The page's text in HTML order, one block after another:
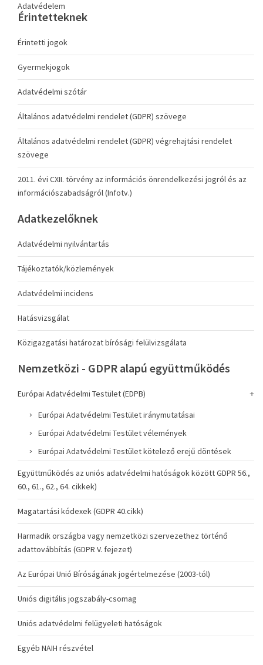
Adatvédelem
Érintetteknek
Érintetti jogok
Gyermekjogok
Adatvédelmi szótár
Általános adatvédelmi rendelet (GDPR) szövege
Általános adatvédelmi rendelet (GDPR) végrehajtási rendelet
szövege
2011. évi CXII. törvény az információs önrendelkezési jogról és az
információszabadságról (Infotv.)
Adatkezelőknek
Adatvédelmi nyilvántartás
Tájékoztatók/közlemények
Adatvédelmi incidens
Hatásvizsgálat
Közigazgatási határozat bírósági felülvizsgálata
Nemzetközi - GDPR alapú együttműködés
Európai Adatvédelmi Testület (EDPB)
Európai Adatvédelmi Testület iránymutatásai
Európai Adatvédelmi Testület vélemények
Európai Adatvédelmi Testület kötelező erejű döntések
Együttműködés az uniós adatvédelmi hatóságok között GDPR 56.,
60., 61., 62., 64. cikkek)
Magatartási kódexek (GDPR 40.cikk)
Harmadik országba vagy nemzetközi szervezethez történő
adattovábbítás (GDPR V. fejezet)
Az Európai Unió Bíróságának jogértelmezése (2003-tól)
Uniós digitális jogszabály-csomag
Uniós adatvédelmi felügyeleti hatóságok
Egyéb NAIH részvétel